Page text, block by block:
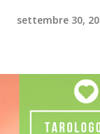
settembre 30,